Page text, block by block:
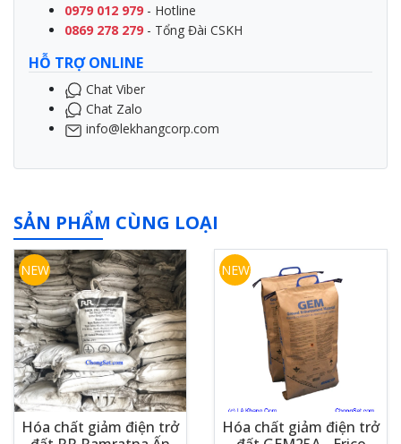
0979 012 979 - Hotline
0869 278 279 - Tổng Đài CSKH
HỖ TRỢ ONLINE
Chat Viber
Chat Zalo
info@lekhangcorp.com
SẢN PHẨM CÙNG LOẠI
NEW
Hóa chất giảm điện trở
NEW
Hóa chất giảm điện trở